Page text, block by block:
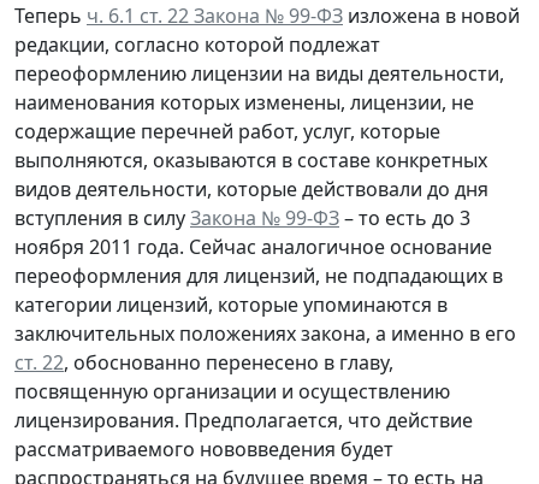
Теперь ч. 6.1 ст. 22 Закона № 99-ФЗ изложена в новой
редакции, согласно которой подлежат
переоформлению лицензии на виды деятельности,
наименования которых изменены, лицензии, не
содержащие перечней работ, услуг, которые
выполняются, оказываются в составе конкретных
видов деятельности, которые действовали до дня
вступления в силуЗакона № 99-ФЗ– то есть до 3
ноября 2011 года. Сейчас аналогичное основание
переоформления для лицензий, не подпадающих в
категории лицензий, которые упоминаются в
заключительных положениях закона, а именно в его
ст. 22, обоснованно перенесено в главу,
посвященную организации и осуществлению
лицензирования. Предполагается, что действие
рассматриваемого нововведения будет
распространяться на будущее время – то есть на